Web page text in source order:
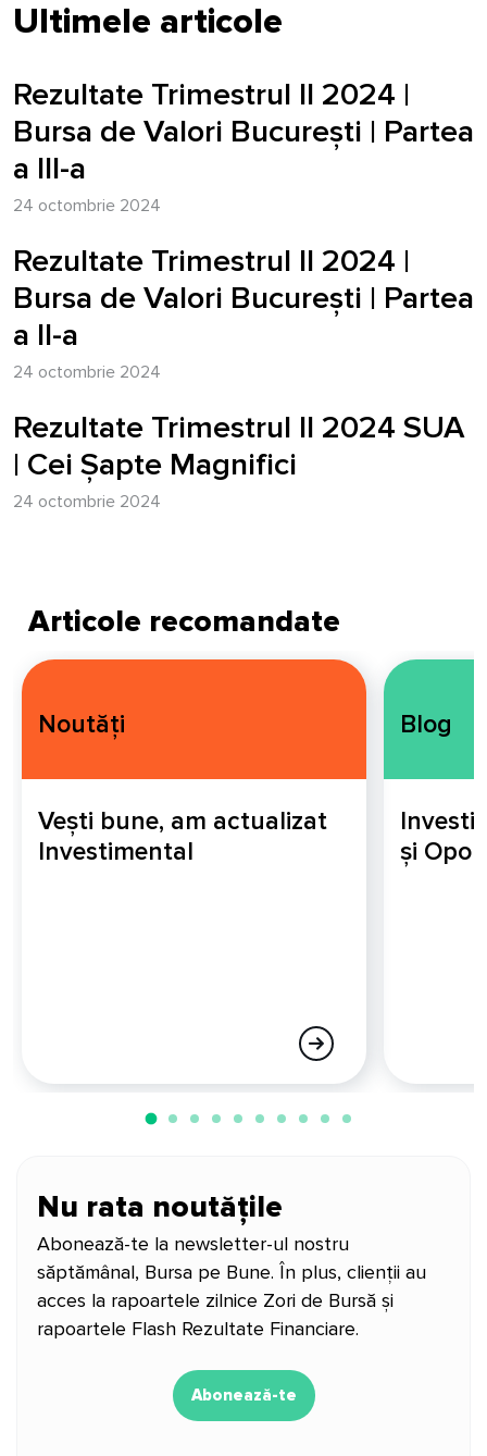
Ultimele articole
Rezultate Trimestrul II 2024 |
Bursa de Valori București | Partea
a III-a
24 octombrie 2024
Rezultate Trimestrul II 2024 |
Bursa de Valori București | Partea
a II-a
24 octombrie 2024
Rezultate Trimestrul II 2024 SUA
| Cei Șapte Magnifici
24 octombrie 2024
Articole recomandate
Noutăți
Vești bune, am actualizat
Investimental
Blog
și
Nu rata noutățile
Abonează-te la newsletter-ul nostru
săptămânal, Bursa pe Bune. În plus, clienții au
acces la rapoartele zilnice Zori de Bursă și
rapoartele Flash Rezultate Financiare.
Abonează-te